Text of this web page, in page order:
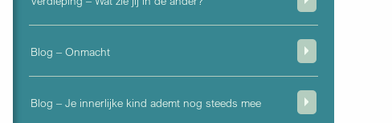
Blog – Onmacht
Blog – Je innerlijke kind ademt nog steeds mee